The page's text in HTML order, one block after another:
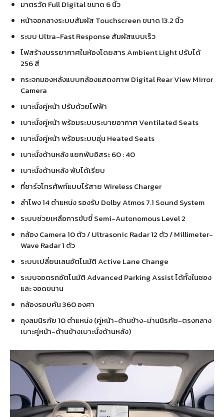
มาตรวัด Full Digital ขนาด 6 นิ้ว
หน้าจอกลางระบบสัมผัส Touchscreen ขนาด 13.2 นิ้ว
ระบบ Ultra-Fast Response สัมผัสแบบเร็ว
ไฟสร้างบรรยากาศในห้องโดยสาร Ambient Light ปรับได้
256 สี
กระจกมองหลังแบบกล้องแสดงภาพ Digital Rear View Mirror
Camera
เบาะนั่งคู่หน้า ปรับด้วยไฟฟ้า
เบาะนั่งคู่หน้า พร้อมระบบระบายอากาศ Ventilated Seats
เบาะนั่งคู่หน้า พร้อมระบบอุ่น Heated Seats
เบาะนั่งด้านหลัง แยกพับอิสระ 60 : 40
เบาะนั่งด้านหลัง พับได้เรียบ
ที่ชาร์จโทรศัพท์แบบไร้สาย Wireless Charger
ลำโพง 14 ตำแหน่ง รองรับ Dolby Atmos 7.1 Sound System
ระบบช่วยเหลือการขับขี่ Semi-Autonomous Level 2
กล้อง Camera 10 ตัว / Ultrasonic Radar 12 ตัว / Millimeter-
Wave Radar 1 ตัว
ระบบเปลี่ยนเลนอัตโนมัติ Active Lane Change
ระบบจอดรถอัตโนมัติ Advanced Parking Assist ได้ทั้งในซอง
และ จอดขนาน
กล้องรอบคัน 360 องศา
ถุงลมนิรภัย 10 ตำแหน่ง (คู่หน้า-ด้านข้าง-ม่านนิรภัย-ตรงกลาง
เบาะคู่หน้า-ด้านข้างเบาะนั่งด้านหลัง)